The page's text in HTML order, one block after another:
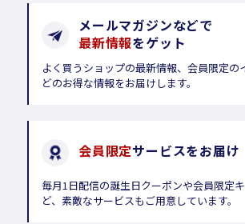
メールマガジンなどで
最新情報をゲット
よく買うショップの最新情報、会員限定の
どのお得な情報をお届けします。
会員限定サービスをお届け
毎月1日配信の誕生日クーポンや会員限定
ど、素敵なサービスもご用意しています。